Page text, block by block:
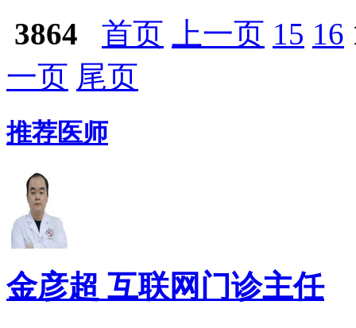
3864
首页 上一页 15 16
一页 尾页
推荐医师
金彦超 互联网门诊主任